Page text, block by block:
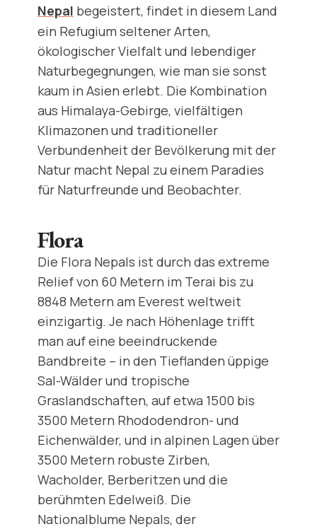
Nepal begeistert, findet in diesem Land
ein Refugium seltener Arten,
ökologischer Vielfalt und lebendiger
Naturbegegnungen, wie man sie sonst
kaum in Asien erlebt. Die Kombination
aus Himalaya-Gebirge, vielfältigen
Klimazonen und traditioneller
Verbundenheit der Bevölkerung mit der
Natur macht Nepal zu einem Paradies
für Naturfreunde und Beobachter.
Flora
Die Flora Nepals ist durch das extreme
Relief von 60 Metern im Terai bis zu
8848 Metern am Everest weltweit
einzigartig. Je nach Höhenlage trifft
man auf eine beeindruckende
Bandbreite – in den Tieflanden üppige
Sal-Wälder und tropische
Graslandschaften, auf etwa 1500 bis
3500 Metern Rhododendron- und
Eichenwälder, und in alpinen Lagen über
3500 Metern robuste Zirben,
Wacholder, Berberitzen und die
berühmten Edelweiß. Die
Nationalblume Nepals, der